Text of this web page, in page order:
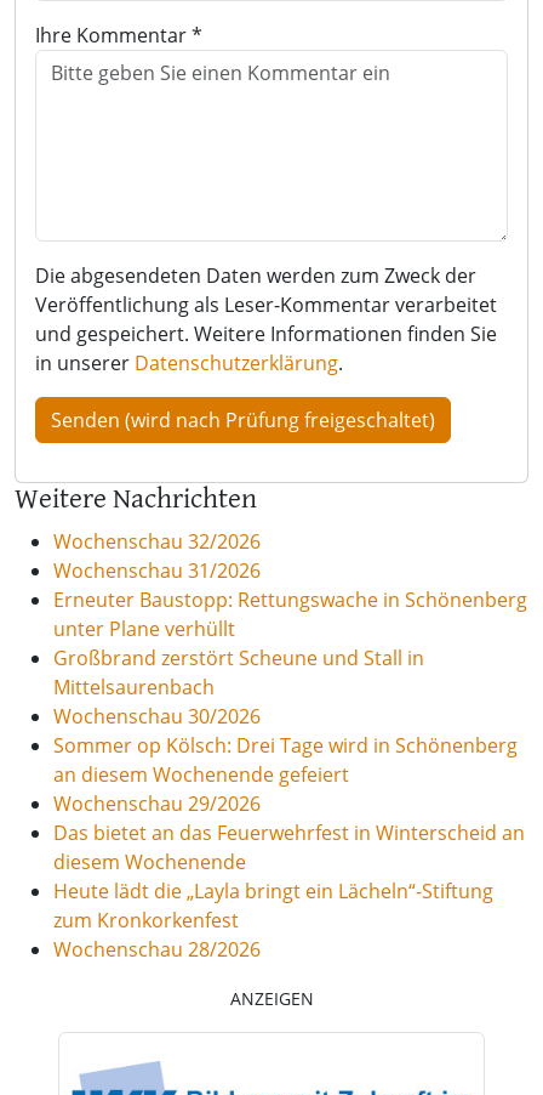
Ihre Kommentar *
Die abgesendeten Daten werden zum Zweck der
Veröffentlichung als Leser-Kommentar verarbeitet
und gespeichert. Weitere Informationen finden Sie
in unserer Datenschutzerklärung.
Weitere Nachrichten
Wochenschau 32/2026
Wochenschau 31/2026
Erneuter Baustopp: Rettungswache in Schönenberg
unter Plane verhüllt
Großbrand zerstört Scheune und Stall in
Mittelsaurenbach
Wochenschau 30/2026
Sommer op Kölsch: Drei Tage wird in Schönenberg
an diesem Wochenende gefeiert
Wochenschau 29/2026
Das bietet an das Feuerwehrfest in Winterscheid an
diesem Wochenende
Heute lädt die „Layla bringt ein Lächeln“-Stiftung
zum Kronkorkenfest
Wochenschau 28/2026
ANZEIGEN